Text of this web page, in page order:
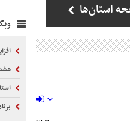
استان‌ها
هشدار